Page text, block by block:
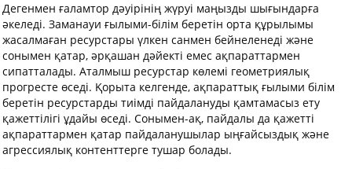
Дегенмен ғаламтор дәуiрінің жүруі маңызды шығындарға
әкеледі. Заманауи ғылыми-білім беретін орта құрылымы
жасалмаған ресурстары үлкен санмен бейнеленедi және
сонымен қатар, әрқашан дәйектi емес ақпараттармен
сипатталады. Аталмыш ресурстар көлемі геометриялық
прогресте өседі. Қорыта келгенде, ақпараттық ғылыми бiлiм
беретiн ресурстарды тиiмдi пайдалануды қамтамасыз ету
қажеттiлiгі ұдайы өседi. Сонымен-ақ, пайдалы да қажетті
ақпараттармен қатар пайдаланушылар ыңғайсыздық және
агрессиялық контенттерге тушар болады.